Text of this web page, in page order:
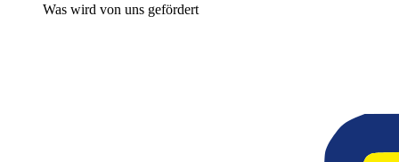
Was wird von uns gefördert